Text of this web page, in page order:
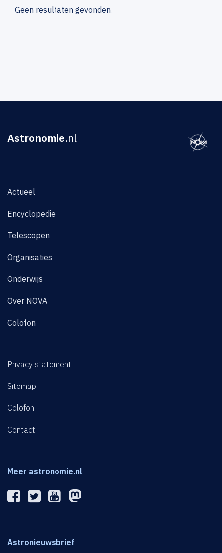
Geen resultaten gevonden.
Astronomie.nl
Actueel
Encyclopedie
Telescopen
Organisaties
Onderwijs
Over NOVA
Colofon
Privacy statement
Sitemap
Colofon
Contact
Meer astronomie.nl
Astronieuwsbrief